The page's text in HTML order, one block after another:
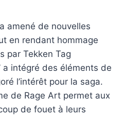
amené de nouvelles
en rendant hommage
par Tekken Tag
a intégré des éléments de
l’intérêt pour la saga.
de Rage Art permet aux
de fouet à leurs